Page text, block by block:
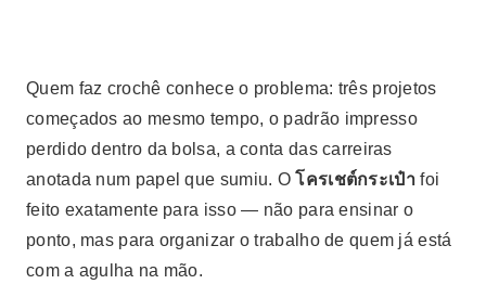
Quem faz crochê conhece o problema: três projetos
começados ao mesmo tempo, o padrão impresso
perdido dentro da bolsa, a conta das carreiras
anotada num papel que sumiu. Oโครเชต์กระเป๋าfoi
feito exatamente para isso — não para ensinar o
ponto, mas para organizar o trabalho de quem já está
com a agulha na mão.